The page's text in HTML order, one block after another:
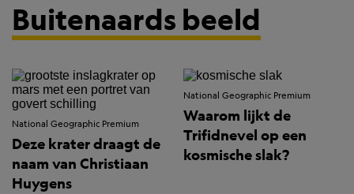
Buitenaards beeld
National Geographic Premium
Deze krater draagt de
naam van Christiaan
Huygens
National Geographic Premium
Waarom lijkt de
Trifidnevel op een
kosmische slak?